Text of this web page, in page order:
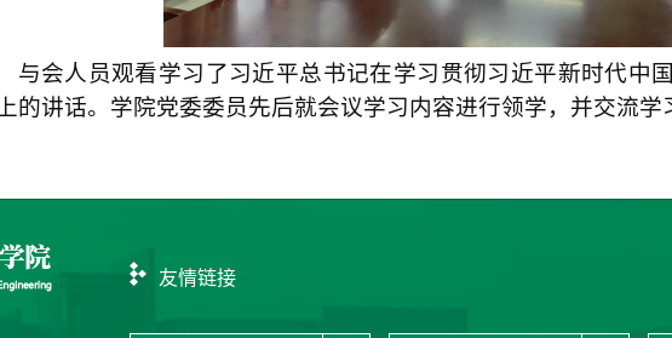
与会人员观看学习了习近平总书记在学习贯彻习近平新时代中
的讲话。学院党委委员先后就会议学习内容进行领学，并交流学
友情链接